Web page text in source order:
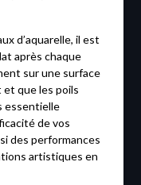
d’aquarelle, il est
après chaque
sur une surface
et que les poils
essentielle
de vos
des performances
artistiques en